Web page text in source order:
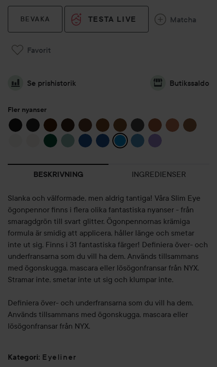
BEVAKA TESTA LIVE Matcha
Favorit
Se prishistorik Butikssaldo
Fler nyanser
BESKRIVNING INGREDIENSER
Slanka och välformade, men aldrig tantiga! Våra Slim Eye
ögonpennor finns i flera olika fantastiska nyanser - från
smaragdgrön till svart glitter. Ögonpennornas krämiga
formula är smidig att applicera, håller länge och smetar
inte ut sig. Finns i 31 fantastiska färger! Definiera över- och
underfransarna som du vill ha dem. Används tillsammans
med ögonskugga, mascara eller lösögonfransar från NYX.
Stramar inte, smetar inte ut sig och klumpar inte.
Definiera över- och underfransarna som du vill ha dem.
Används tillsammans med ögonskugga, mascara eller
lösögonfransar från NYX.
Kategori: Eyeliner